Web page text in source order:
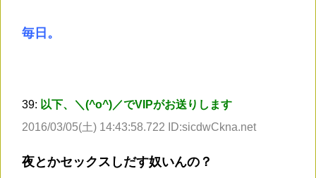
毎日。
39: 以下、＼(^o^)／でVIPがお送りします
2016/03/05(土) 14:43:58.722 ID:sicdwCkna.net
夜とかセックスしだす奴いんの？